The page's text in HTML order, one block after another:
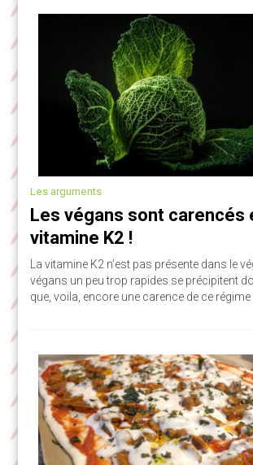
Les arguments
Les végans sont carencés
vitamine K2 !
La vitamine K2 n’est pas présente dans le
végans un peu trop rapides se précipitent
que, voila, encore une carence de ce régime